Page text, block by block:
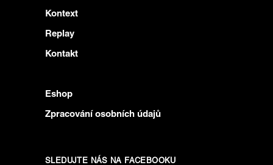
Kontext
Replay
Kontakt
Eshop
Zpracování osobních údajů
SLEDUJTE NÁS NA FACEBOOKU